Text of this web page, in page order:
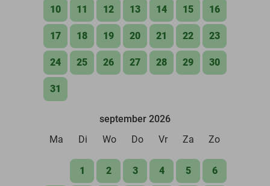
10 11 12 13 14 15 16
17 18 19 20 21 22 23
24 25 26 27 28 29 30
31
september 2026
Ma
Di Wo Do Vr Za Zo
1 2 3 4 5 6